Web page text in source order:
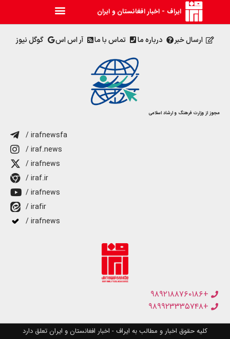
ایراف - اخبار افغانستان و ایران
ارسال خبر درباره ما تماس با ما آر اس اس گوگل نیوز
مجوز از وزارت فرهنگ و ارشاد اسلامی
/ irafnewsfa
/ iraf.news
/ irafnews
/ iraf.ir
/ irafnews
/ irafir
/ irafnews
+۹۸۹۲۱۸۸۷۶۰۱۸۶
+۹۸۹۹۲۳۳۳۵۷۴۸
کلیه حقوق اخبار و مطالب به ایراف - اخبار افغانستان و ایران تعلق دارد